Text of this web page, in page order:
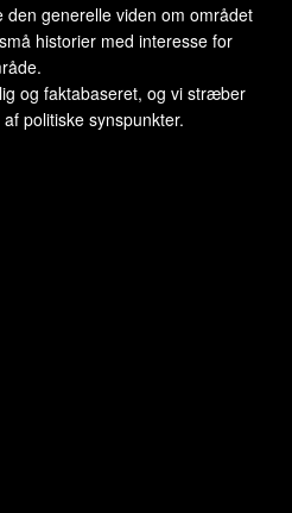
den generelle viden om området
historier med interesse for
og faktabaseret, og vi stræber
politiske synspunkter.